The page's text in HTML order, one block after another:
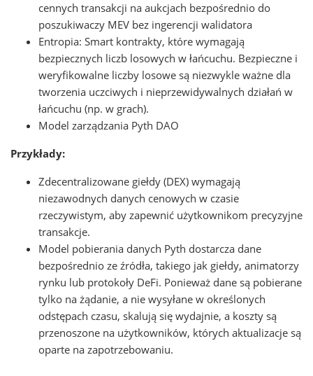
cennych transakcji na aukcjach bezpośrednio do
poszukiwaczy MEV bez ingerencji walidatora
Entropia: Smart kontrakty, które wymagają
bezpiecznych liczb losowych w łańcuchu. Bezpieczne i
weryfikowalne liczby losowe są niezwykle ważne dla
tworzenia uczciwych i nieprzewidywalnych działań w
łańcuchu (np. w grach).
Model zarządzania Pyth DAO
Przykłady:
Zdecentralizowane giełdy (DEX) wymagają
niezawodnych danych cenowych w czasie
rzeczywistym, aby zapewnić użytkownikom precyzyjne
transakcje.
Model pobierania danych Pyth dostarcza dane
bezpośrednio ze źródła, takiego jak giełdy, animatorzy
rynku lub protokoły DeFi. Ponieważ dane są pobierane
tylko na żądanie, a nie wysyłane w określonych
odstępach czasu, skalują się wydajnie, a koszty są
przenoszone na użytkowników, których aktualizacje są
oparte na zapotrzebowaniu.